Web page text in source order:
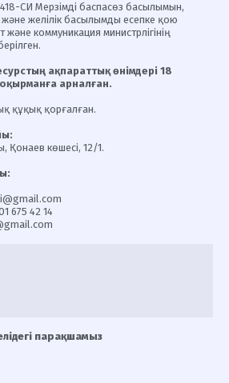
СИ Мерзімді баспасөз басылымын,
және желілік басылымды есепке қою
және коммуникация министрлігінің
ақпараттық өнімдері 18
арналған.
құқық қорғалған.
Қонаев көшесі, 12/1.
675 42 14
парақшамыз